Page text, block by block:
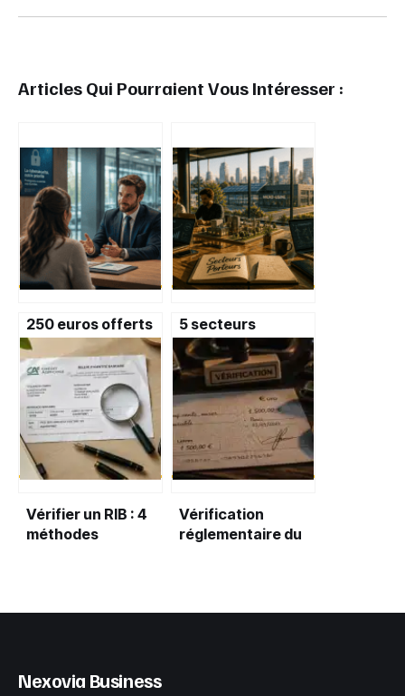
Articles Qui Pourraient Vous Intéresser :
250 euros offerts
et baisse des taux
: 3 opportunités
bancaires à saisir
5 secteurs
porteurs pour
investir et
entreprendre en
2025
Vérifier un RIB : 4
méthodes
la fraude
Vérification
réglementaire du
bancaire
Nexovia Business